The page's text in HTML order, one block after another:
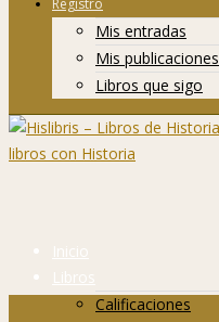
Registro
Mis entradas
Mis publicaciones
Libros que sigo
Inicio
Libros
Calificaciones